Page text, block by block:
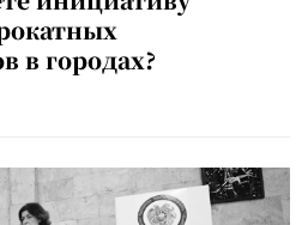
в городах?